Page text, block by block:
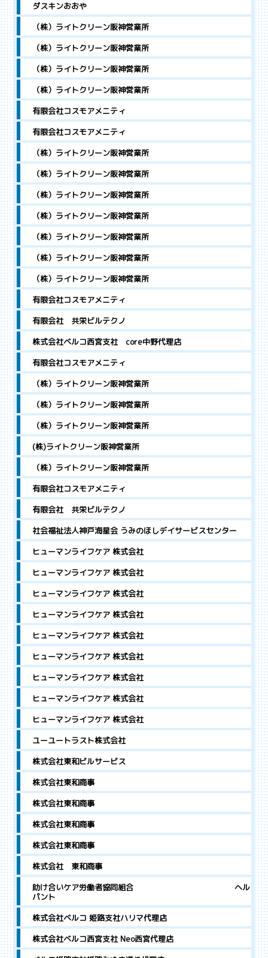
ダスキンおおや
（株）ライトクリーン阪神営業所
（株）ライトクリーン阪神営業所
（株）ライトクリーン阪神営業所
（株）ライトクリーン阪神営業所
有限会社コスモアメニティ
有限会社コスモアメニティ
（株）ライトクリーン阪神営業所
（株）ライトクリーン阪神営業所
（株）ライトクリーン阪神営業所
（株）ライトクリーン阪神営業所
（株）ライトクリーン阪神営業所
（株）ライトクリーン阪神営業所
（株）ライトクリーン阪神営業所
有限会社コスモアメニティ
有限会社 共栄ビルテクノ
株式会社ベルコ西宮支社 core中野代理店
有限会社コスモアメニティ
（株）ライトクリーン阪神営業所
（株）ライトクリーン阪神営業所
（株）ライトクリーン阪神営業所
(株)ライトクリーン阪神営業所
（株）ライトクリーン阪神営業所
有限会社コスモアメニティ
有限会社 共栄ビルテクノ
社会福祉法人神戸海星会 うみのほしデイサービスセンター
ヒューマンライフケア 株式会社
ヒューマンライフケア 株式会社
ヒューマンライフケア 株式会社
ヒューマンライフケア 株式会社
ヒューマンライフケア 株式会社
ヒューマンライフケア 株式会社
ヒューマンライフケア 株式会社
ヒューマンライフケア 株式会社
ヒューマンライフケア 株式会社
ユーユートラスト株式会社
株式会社東和ビルサービス
株式会社東和商事
株式会社東和商事
株式会社東和商事
株式会社東和商事
株式会社 東和商事
助け合いケア労働者協同組合 ヘル
パント
株式会社ベルコ 姫路支社ハリマ代理店
株式会社ベルコ西宮支社 Neo西宮代理店